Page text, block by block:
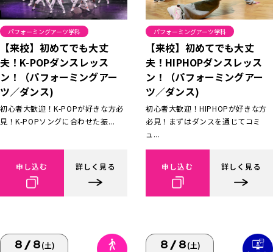
パフォーミングアーツ学科
【来校】初めてでも大丈
夫！K-POPダンスレッス
ン！（パフォーミングアー
ツ／ダンス)
初心者大歓迎！K-POPが好きな方必
見！K-POPソングに合わせた振...
申し込む 詳しく見る
パフォーミングアーツ学科
【来校】初めてでも大丈
夫！HIPHOPダンスレッス
ン！（パフォーミングアー
ツ／ダンス)
初心者大歓迎！HIPHOPが好きな方
必見！まずはダンスを通じてコミ
ュ...
申し込む 詳しく見る
8/8(土) 8/8(土)